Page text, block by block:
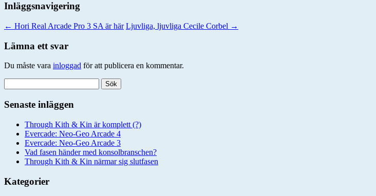
Inläggsnavigering
← Hori Real Arcade Pro 3 SA är här Ljuvliga, ljuvliga Cecile Corbel →
Lämna ett svar
Du måste vara inloggad för att publicera en kommentar.
efter:
Senaste inläggen
Through Kith & Kin är komplett (?)
Evercade: Neo-Geo Arcade 4
Evercade: Neo-Geo Arcade 3
Vad fasen händer med konsolbranschen?
Through Kith & Kin närmar sig slutfasen
Kategorier